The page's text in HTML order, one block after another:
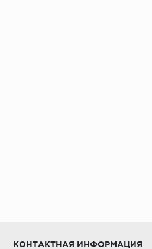
КОНТАКТНАЯ ИНФОРМАЦИЯ